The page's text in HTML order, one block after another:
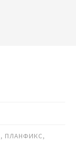
, ПЛАНФИКС,